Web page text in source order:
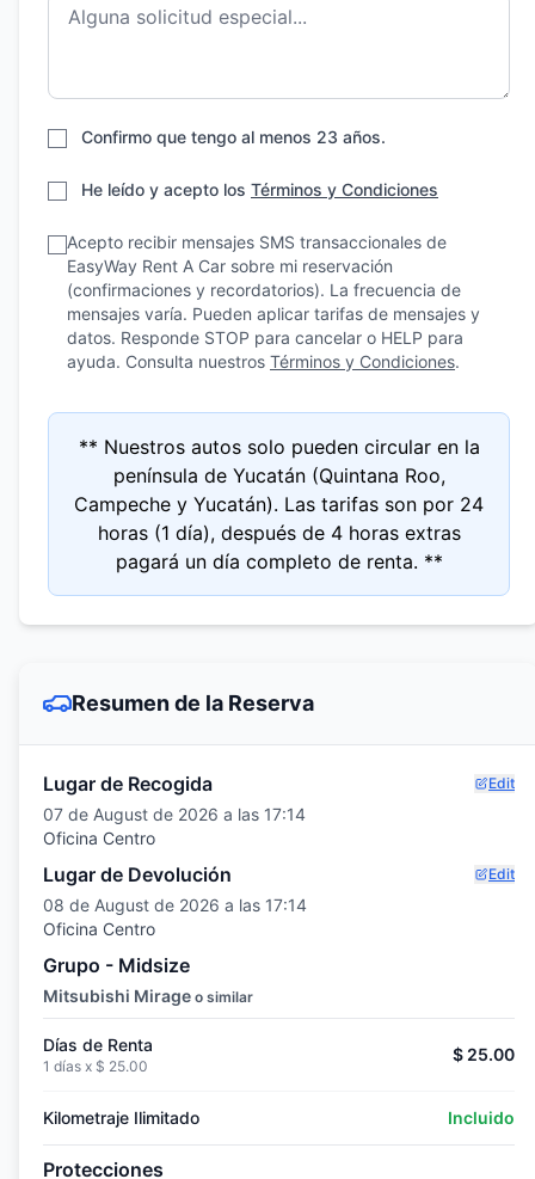
Confirmo que tengo al menos 23 años.
He leído y acepto los Términos y Condiciones
Acepto recibir mensajes SMS transaccionales de
EasyWay Rent A Car sobre mi reservación
(confirmaciones y recordatorios). La frecuencia de
mensajes varía. Pueden aplicar tarifas de mensajes y
datos. Responde STOP para cancelar o HELP para
ayuda. Consulta nuestros Términos y Condiciones.
** Nuestros autos solo pueden circular en la
península de Yucatán (Quintana Roo,
Campeche y Yucatán). Las tarifas son por 24
horas (1 día), después de 4 horas extras
pagará un día completo de renta. **
Resumen de la Reserva
Lugar de Recogida Edit
07 de August de 2026 a las 17:14
Oficina Centro
Lugar de Devolución Edit
08 de August de 2026 a las 17:14
Oficina Centro
Grupo - Midsize
Mitsubishi Mirage o similar
Días de Renta
1 días x $ 25.00
$ 25.00
Kilometraje Ilimitado Incluido
Protecciones